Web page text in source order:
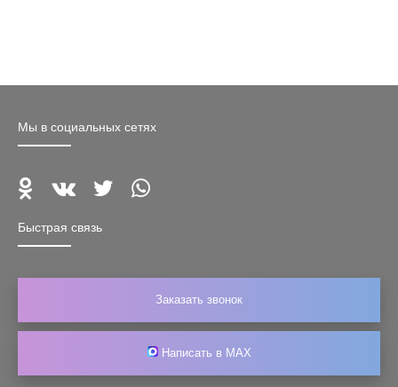
Мы в социальных сетях
Быстрая связь
Заказать звонок
Написать в MAX